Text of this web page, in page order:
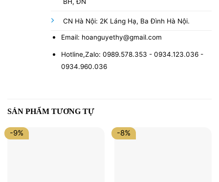
CN Hà Nội: 2K Láng Hạ, Ba Đình Hà Nội.
Email: hoanguyethy@gmail.com
Hotline,Zalo: 0989.578.353 - 0934.123.036 -
0934.960.036
SẢN PHẨM TƯƠNG TỰ
-9% -8%